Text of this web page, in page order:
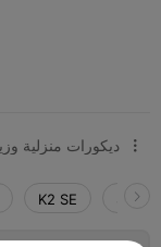
ديكورات منزلية 
K2 SE